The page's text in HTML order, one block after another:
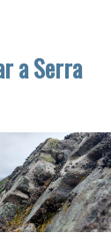
edições das
têm como
com a
local.
as portas
para a